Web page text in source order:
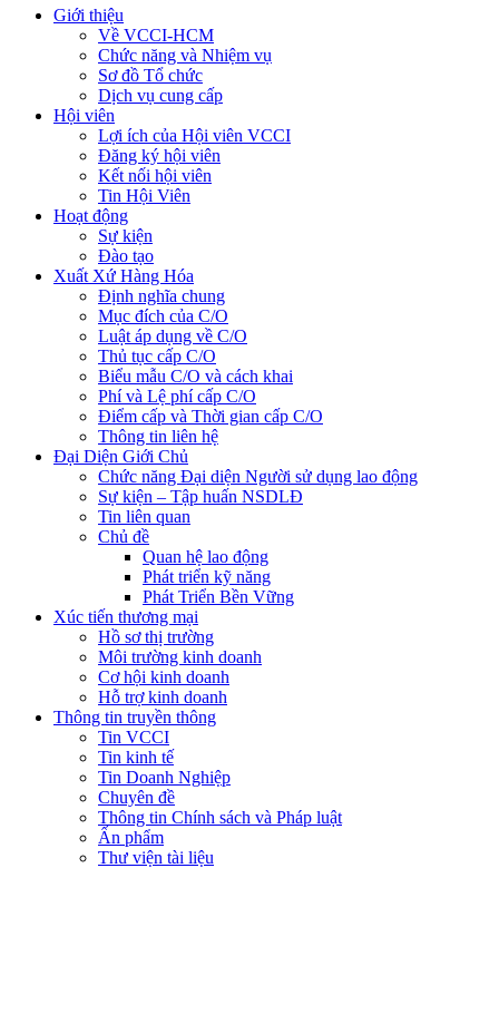
Giới thiệu
Về VCCI-HCM
Chức năng và Nhiệm vụ
Sơ đồ Tổ chức
Dịch vụ cung cấp
Hội viên
Lợi ích của Hội viên VCCI
Đăng ký hội viên
Kết nối hội viên
Tin Hội Viên
Hoạt động
Sự kiện
Đào tạo
Xuất Xứ Hàng Hóa
Định nghĩa chung
Mục đích của C/O
Luật áp dụng về C/O
Thủ tục cấp C/O
Biểu mẫu C/O và cách khai
Phí và Lệ phí cấp C/O
Điểm cấp và Thời gian cấp C/O
Thông tin liên hệ
Đại Diện Giới Chủ
Chức năng Đại diện Người sử dụng lao động
Sự kiện – Tập huấn NSDLĐ
Tin liên quan
Chủ đề
Quan hệ lao động
Phát triển kỹ năng
Phát Triển Bền Vững
Xúc tiến thương mại
Hồ sơ thị trường
Môi trường kinh doanh
Cơ hội kinh doanh
Hỗ trợ kinh doanh
Thông tin truyền thông
Tin VCCI
Tin kinh tế
Tin Doanh Nghiệp
Chuyên đề
Thông tin Chính sách và Pháp luật
Ấn phẩm
Thư viện tài liệu